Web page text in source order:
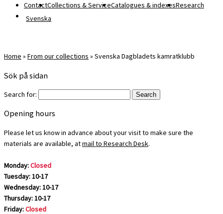
ContactCollections & ServiceCatalogues & indexesResearch
Svenska
Home » From our collections » Svenska Dagbladets kamratklubb
Sök på sidan
Search for:
Opening hours
Please let us know in advance about your visit to make sure the
materials are available, atmail to Research Desk.
Monday:Closed
Tuesday: 10-17
Wednesday: 10-17
Thursday: 10-17
Friday:Closed